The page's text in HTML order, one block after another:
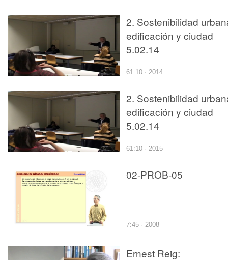
2. Sostenibilidad
edificación y ciudad
5.02.14
61:10 · 2014
2. Sostenibilidad
edificación y ciudad
5.02.14
61:10 · 2015
02-PROB-05
7:45 · 2008
Ernest Reig: